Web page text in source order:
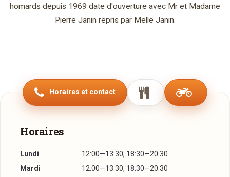
homards depuis 1969 date d'ouverture avec Mr et Madame
Pierre Janin repris par Melle Janin.
Horaires et contact
Horaires
Lundi
12:00—13:30, 18:30—20:30
Mardi
12:00—13:30, 18:30—20:30